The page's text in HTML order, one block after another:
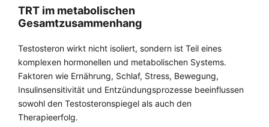
TRT im metabolischen
Gesamtzusammenhang
Testosteron wirkt nicht isoliert, sondern ist Teil eines
komplexen hormonellen und metabolischen Systems.
Faktoren wie Ernährung, Schlaf, Stress, Bewegung,
Insulinsensitivität und Entzündungsprozesse beeinflussen
sowohl den Testosteronspiegel als auch den
Therapieerfolg.